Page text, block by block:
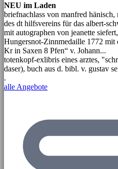
NEU im Laden
briefnachlass von manfred
des dt hilfsvereins für das albert-
mit autographen von jeanette
Hungersnot-Zinnmedaille 1772
Kr in Saxen 8 Pfen“ v. Johann...
totenkopf-exlibris eines arztes,
daser), buch aus d. bibl. v. gustav
.
alle Angebote